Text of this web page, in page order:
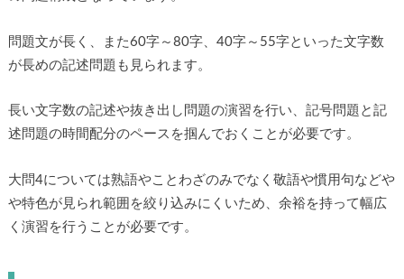
問題文が長く、また60字～80字、40字～55字といった文字数
が長めの記述問題も見られます。
長い文字数の記述や抜き出し問題の演習を行い、記号問題と記
述問題の時間配分のペースを掴んでおくことが必要です。
大問4については熟語やことわざのみでなく敬語や慣用句などや
や特色が見られ範囲を絞り込みにくいため、余裕を持って幅広
く演習を行うことが必要です。